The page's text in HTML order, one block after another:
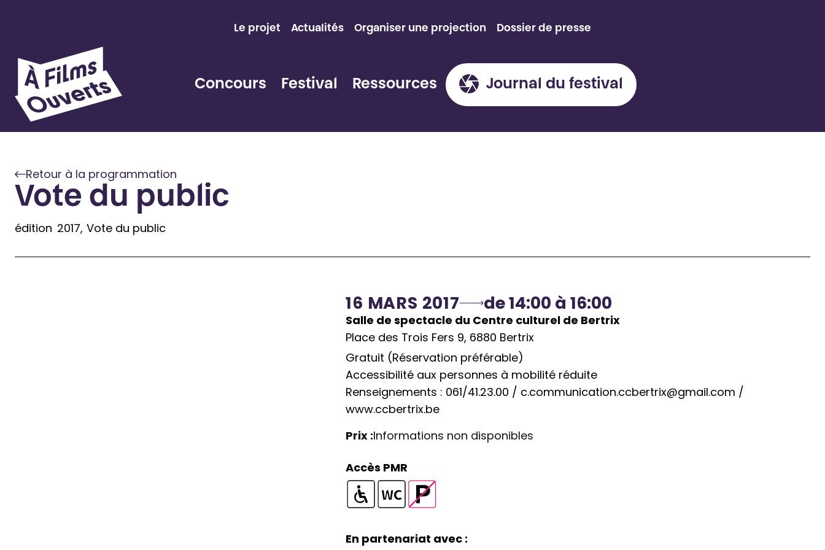
Le projet Actualités Organiser une projection Dossier de presse
Concours Festival Ressources Journal du festival
Retour à la programmation
Vote du public
édition 2017 Vote du public
16 MARS 2017 de 14:00 à 16:00
Salle de spectacle du Centre culturel de Bertrix
Place des Trois Fers 9, 6880 Bertrix
Gratuit (Réservation préférable)
Accessibilité aux personnes à mobilité réduite
Renseignements : 061/41.23.00 / c.communication.ccbertrix@gmail.com /
www.ccbertrix.be
Prix :Informations non disponibles
Accès PMR
S
l
T
i
P
r
a
En partenariat avec :